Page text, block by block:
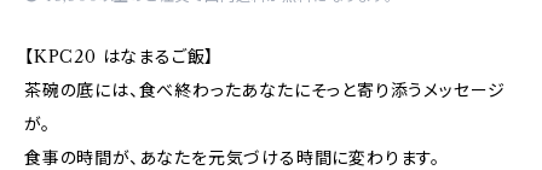
【KPC20 はなまるご飯】
茶碗の底には、食べ終わったあなたにそっと寄り添うメッセージ
が。
食事の時間が、あなたを元気づける時間に変わります。